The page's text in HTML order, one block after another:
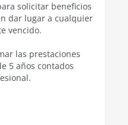
solicitar beneficios
dar lugar a cualquier
vencido.
las prestaciones
5 años contados